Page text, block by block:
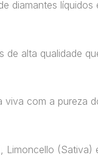
diamantes líquidos
de alta qualidade
viva com a pureza
Limoncello (Sativa)